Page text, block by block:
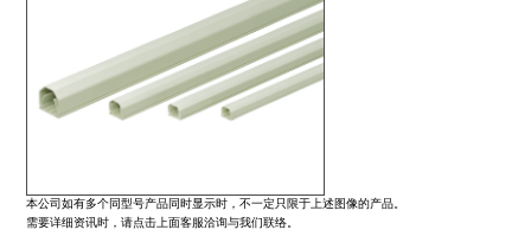
本公司如有多个同型号产品同时显示时，不一定只限于上述图像的产品。
需要详细资讯时，请点击上面客服洽询与我们联络。